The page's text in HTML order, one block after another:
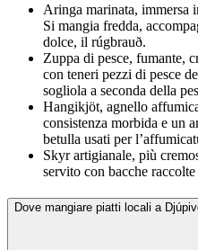
Aringa marinata, immersa
Si mangia fredda,
dolce, il rúgbrauð.
Zuppa di pesce, fumante,
con teneri pezzi di pesce
sogliola a seconda della
Hangikjöt, agnello
consistenza morbida e un
betulla usati per
Skyr artigianale, più
servito con bacche
Dove mangiare piatti locali a